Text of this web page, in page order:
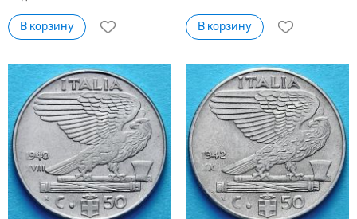
В корзину В корзину